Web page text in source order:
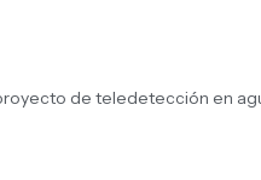
de teledetección en